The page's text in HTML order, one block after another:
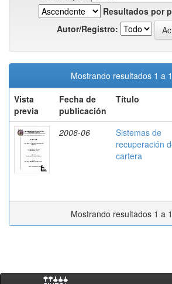
Resultados por
Autor/Registro:
Mostrando resultados 1 a
Vista
previa
Fecha de
publicación
Título
2006-06
Sistemas de
recuperación
cartera
Mostrando resultados 1 a